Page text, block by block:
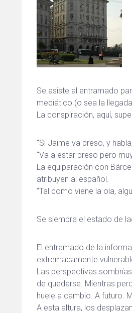
Se asiste al entramado
mediático (o sea la
La conspiración, aquí,
“Si Jaime va preso, y
“Va a estar preso pero
La equiparación con
atribuyen al español.
“Tal como viene la ola,
Se siembra el estado de
El entramado de la
extremadamente
Las perspectivas
de quedarse. Mientras
huele a cambio. A futuro.
A esta altura, los